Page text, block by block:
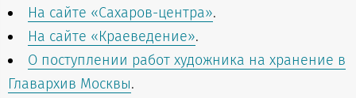
На сайте «Сахаров-центра».
На сайте «Краеведение».
О поступлении работ художника на хранение в
Главархив Москвы.